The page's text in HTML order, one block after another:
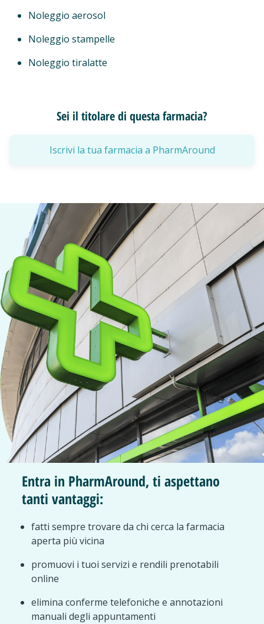
Noleggio aerosol
Noleggio stampelle
Noleggio tiralatte
Sei il titolare di questa farmacia?
Iscrivi la tua farmacia a PharmAround
Entra in PharmAround, ti aspettano
tanti vantaggi:
fatti sempre trovare da chi cerca la farmacia
aperta più vicina
promuovi i tuoi servizi e rendili prenotabili
online
elimina conferme telefoniche e annotazioni
manuali degli appuntamenti